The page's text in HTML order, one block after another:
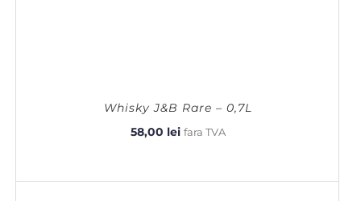
Whisky J&B Rare – 0,7L
58,00 lei fara TVA